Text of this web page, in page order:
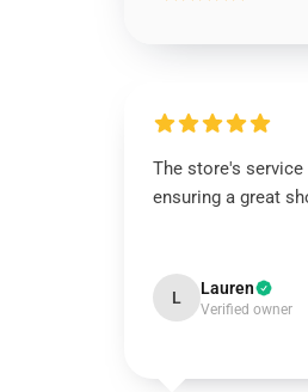
The store's service
ensuring a great
L Lauren
Verified owner